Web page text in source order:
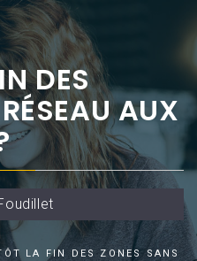
DES
AUX
LA FIN DES ZONES SANS